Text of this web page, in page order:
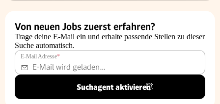
Von neuen Jobs zuerst erfahren?
Trage deine E-Mail ein und erhalte passende Stellen zu dieser
Suche automatisch.
E-Mail Adresse*
Suchagent aktivieren